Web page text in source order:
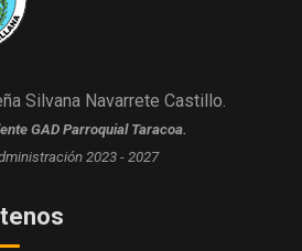
Silvana Navarrete Castillo.
GAD Parroquial Taracoa.
2023 - 2027